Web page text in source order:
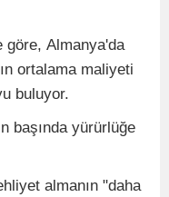
göre, Almanya'da
ortalama maliyeti
buluyor.
başında yürürlüğe
almanın "daha